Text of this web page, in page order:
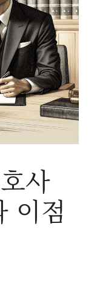
사
이점